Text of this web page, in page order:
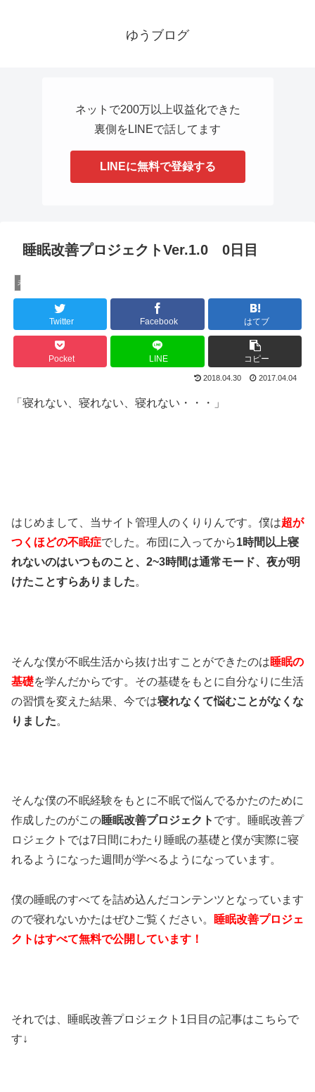
ゆうブログ
ネットで200万以上収益化できた
裏側をLINEで話してます
LINEに無料で登録する
睡眠改善プロジェクトVer.1.0 0日目
未分類
Twitter Facebook はてブ
Pocket LINE コピー
2018.04.30 2017.04.04
「寝れない、寝れない、寝れない・・・」
はじめまして、当サイト管理人のくりりんです。僕は超が
つくほどの不眠症でした。布団に入ってから1時間以上寝
れないのはいつものこと、2~3時間は通常モード、 夜が明
けたことすらありました。
そんな僕が不眠生活から抜け出すことができたのは睡眠の
基礎を学んだからです。その基礎をもとに自分なりに生活
の習慣を変えた結果、今では寝れなくて悩むことがなくな
りました。
そんな僕の不眠経験をもとに不眠で悩んでるかたのために
作成したのがこの睡眠改善プロジェクト です。睡眠改善プ
ロジェクトでは7日間にわたり睡眠の基礎と僕が実際に寝
れるようになった週間が学べるようになっています。
僕の睡眠のすべてを詰め込んだコンテンツとなっています
ので寝れないかたはぜひご覧ください。
睡眠改善プロジェ
クトはすべて無料で公開しています！
それでは、睡眠改善プロジェクト1日目の記事はこちらで
す↓